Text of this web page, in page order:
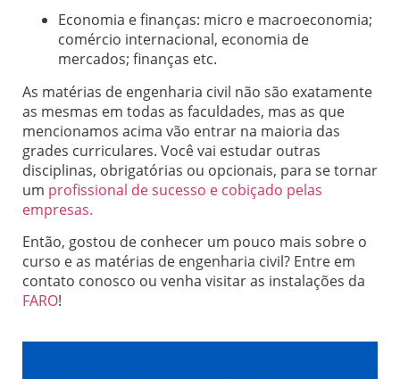
Economia e finanças: micro e macroeconomia;
comércio internacional, economia de
mercados; finanças etc.
As matérias de engenharia civil não são exatamente
as mesmas em todas as faculdades, mas as que
mencionamos acima vão entrar na maioria das
grades curriculares. Você vai estudar outras
disciplinas, obrigatórias ou opcionais, para se tornar
um profissional de sucesso e cobiçado pelas
empresas.
Então, gostou de conhecer um pouco mais sobre o
curso e as matérias de engenharia civil? Entre em
contato conosco ou venha visitar as instalações da
FARO!